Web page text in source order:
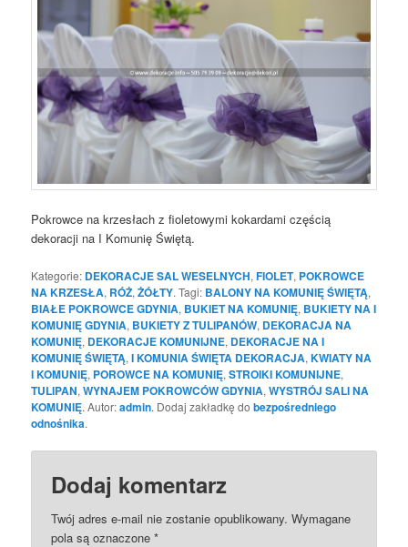
Pokrowce na krzesłach z fioletowymi kokardami częścią
dekoracji na I Komunię Świętą.
Kategorie: DEKORACJE SAL WESELNYCH,FIOLET, POKROWCE
NA KRZESŁA, RÓŻ,ŻÓŁTY. Tagi: BALONY NA KOMUNIĘ ŚWIĘTĄ,
BIAŁE POKROWCE GDYNIA, BUKIET NA KOMUNIĘ, BUKIETY NA I
KOMUNIĘ GDYNIA, BUKIETY Z TULIPANÓW, DEKORACJA NA
KOMUNIĘ, DEKORACJE KOMUNIJNE, DEKORACJE NA I
KOMUNIĘ ŚWIĘTĄ,I KOMUNIA ŚWIĘTA DEKORACJA,KWIATY NA
I KOMUNIĘ, POROWCE NA KOMUNIĘ,STROIKI KOMUNIJNE,
TULIPAN,WYNAJEM POKROWCÓW GDYNIA,WYSTRÓJ SALI NA
KOMUNIĘ. Autor:admin. Dodaj zakładkę dobezpośredniego
odnośnika.
Dodaj komentarz
Twój adres e-mail nie zostanie opublikowany. Wymagane
pola są oznaczone*